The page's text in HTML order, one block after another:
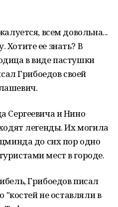
всем довольна...
ее знать? В
в виде пастушки
Грибоедов своей
Сергеевича и Нино
легенды. Их могила
до сих пор одно
мест в городе.
Грибоедов писал
"костей не оставляли в